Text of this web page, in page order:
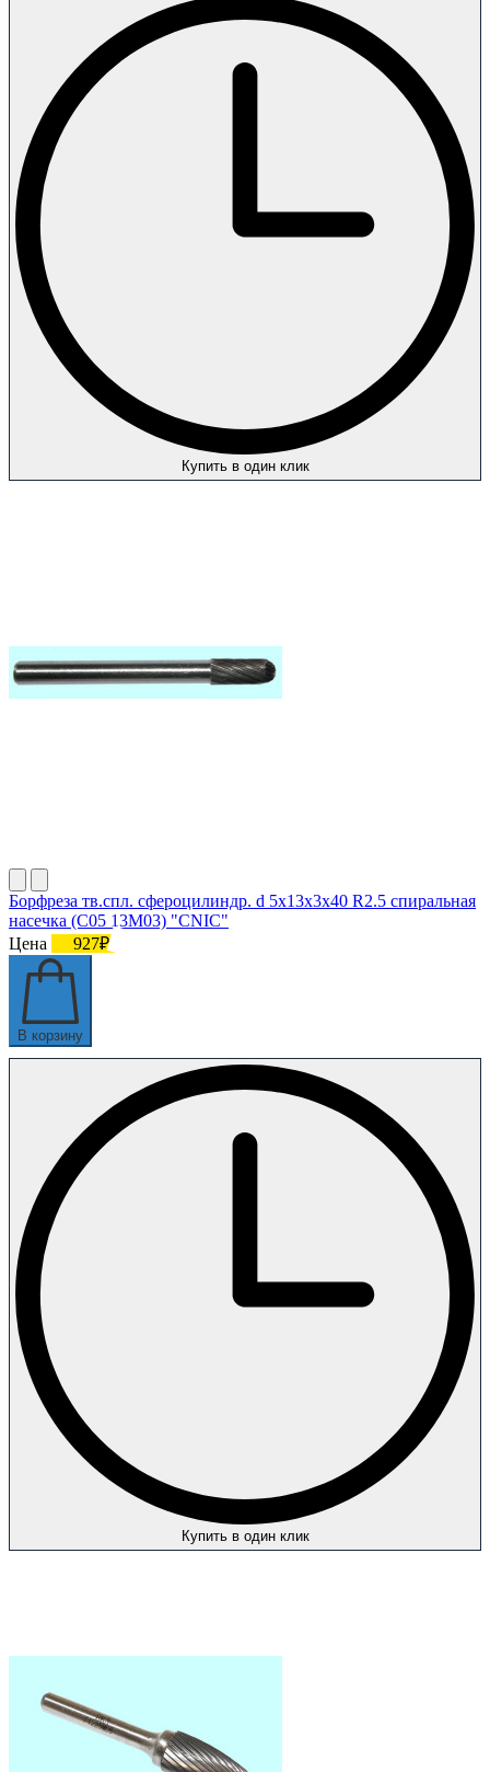
Купить в один клик
Борфреза тв.спл. сфероцилиндр. d 5х13х3х40 R2.5 спиральная
насечка (C05 13М03) "CNIC"
Цена
927₽
В корзину
Купить в один клик